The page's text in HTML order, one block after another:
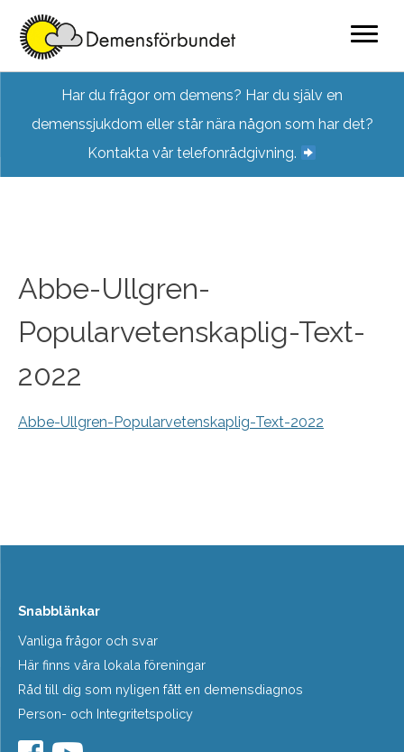
content
Har du frågor om demens? Har du själv en
demenssjukdom eller står nära någon som har det?
Kontakta vår telefonrådgivning.
Abbe-Ullgren-
Popularvetenskaplig-Text-
2022
Abbe-Ullgren-Popularvetenskaplig-Text-2022
Snabblänkar
Vanliga frågor och svar
Här finns våra lokala föreningar
Råd till dig som nyligen fått en demensdiagnos
Person- och Integritetspolicy